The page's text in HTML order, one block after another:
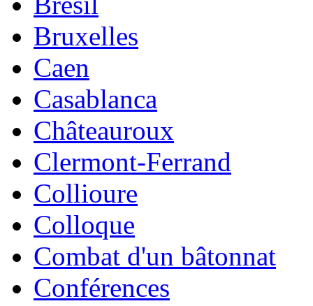
Bruxelles
Caen
Casablanca
Châteauroux
Clermont-Ferrand
Collioure
Colloque
Combat d'un bâtonnat
Conférences